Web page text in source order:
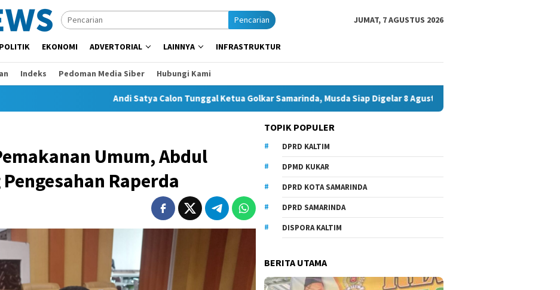
Pencarian JUMAT, 7 AGUSTUS 2026
POLITIK EKONOMI ADVERTORIAL LAINNYA INFRASTRUKTUR
Indeks Pedoman Media Siber Hubungi Kami
Andi Satya Calon Tunggal Ketua Golkar Samarinda, Musda Siap Digelar 8 Agustus 2026
Umum, Abdul
Raperda
TOPIK POPULER
DPRD KALTIM
DPMD KUKAR
DPRD KOTA SAMARINDA
DPRD SAMARINDA
DISPORA KALTIM
BERITA UTAMA